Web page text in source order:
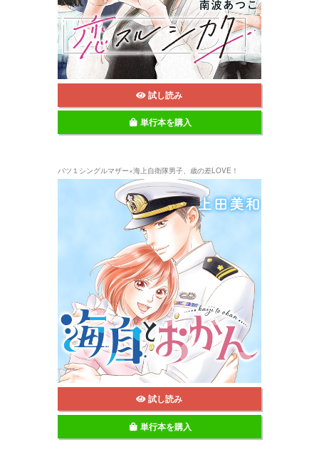
試し読み
単行本を購入
バツ１シングルマザー×海上自衛隊男子、歳の差LOVE！
試し読み
単行本を購入